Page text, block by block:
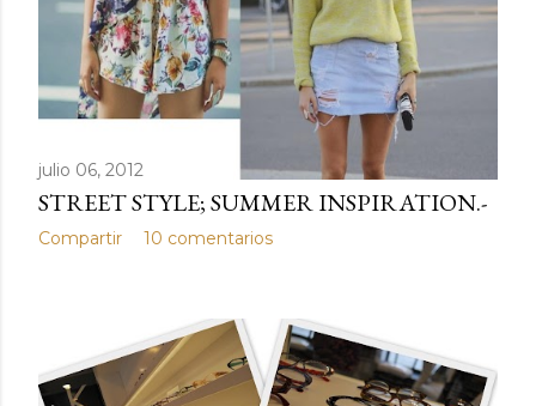
julio 06, 2012
STREET STYLE; SUMMER INSPIRATION.-
Compartir 10 comentarios